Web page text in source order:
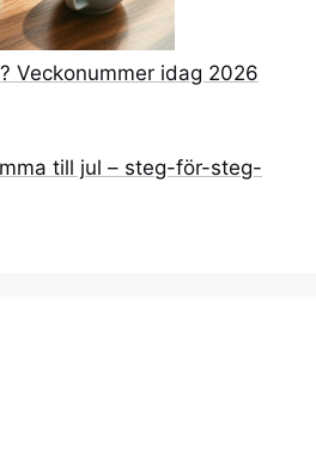
Veckonummer idag 2026
till jul – steg-för-steg-